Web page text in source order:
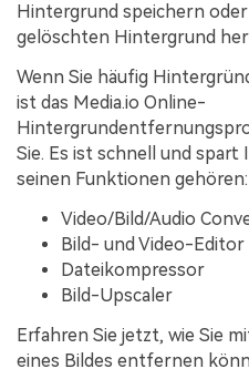
Hintergrund speichern
gelöschten Hintergrund
Wenn Sie häufig
ist das Media.io Online-
Sie. Es ist schnell und spart
seinen Funktionen gehören:
Video/Bild/Audio
Bild- und Video-Editor
Dateikompressor
Bild-Upscaler
Erfahren Sie jetzt, wie Sie
eines Bildes entfernen